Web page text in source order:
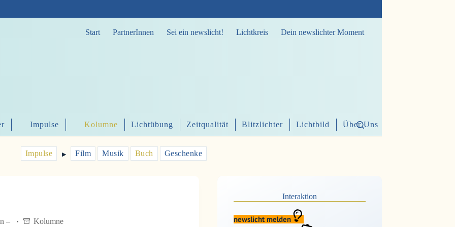
Start PartnerInnen Sei ein newslicht! Lichtkreis Dein newslichter Moment
Impulse Kolumne Lichtübung Zeitqualität Blitzlichter Lichtbild Über Uns
Impulse ▶︎ Film Musik Buch Geschenke
– Kolumne
Interaktion
newslicht melden